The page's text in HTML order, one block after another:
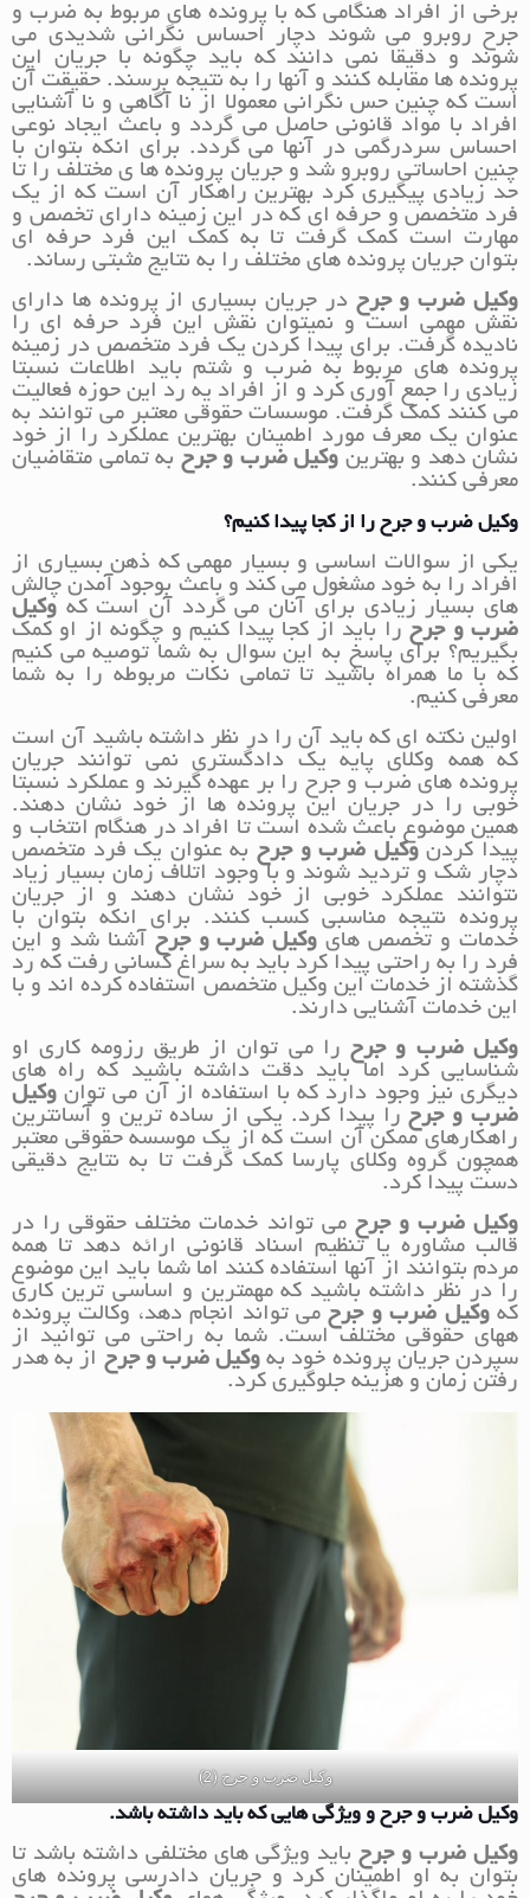
برخی از افراد هنگامی که با پرونده های مربوط به ضرب و
جرح روبرو می شوند دچار احساس نگرانی شدیدی می
شوند و دقیقا نمی دانند که باید چگونه با جریان این
پرونده ها مقابله کنند و آنها را به نتیجه برسند. حقیقت آن
است که چنین حس نگرانی معمولا از نا آگاهی و نا آشنایی
افراد با مواد قانونی حاصل می گردد و باعث ایجاد نوعی
احساس سردرگمی در آنها می گردد. برای انکه بتوان با
چنین احاساتی روبرو شد و جریان پرونده ها ی مختلف را تا
حد زیادی پیگیری کرد بهترین راهکار آن است که از یک
فرد متخصص و حرفه ای که در این زمینه دارای تخصص و
مهارت است کمک گرفت تا به کمک این فرد حرفه ای
بتوان جریان پرونده های مختلف را به نتایج مثبتی رساند.
وکیل ضرب و جرح در جریان بسیاری از پرونده ها دارای
نقش مهمی است و نمیتوان نقش این فرد حرفه ای را
نادیده گرفت. برای پیدا کردن یک فرد متخصص در زمینه
پرونده های مربوط به ضرب و شتم باید اطلاعات نسبتا
زیادی را جمع آوری کرد و از افراد یه رد این حوزه فعالیت
می کنند کمک گرفت. موسسات حقوقی معتبر می توانند به
عنوان یک معرف مورد اطمینان بهترین عملکرد را از خود
نشان دهد و بهترین وکیل ضرب و جرح به تمامی متقاضیان
معرفی کنند.
وکیل ضرب و جرح را از کجا پیدا کنیم؟
یکی از سوالات اساسی و بسیار مهمی که ذهن بسیاری از
افراد را به خود مشغول می کند و باعث بوجود آمدن چالش
های بسیار زیادی برای آنان می گردد آن است که وکیل
ضرب و جرحرا باید از کجا پیدا کنیم و چگونه از او کمک
بگیریم؟ برای پاسخ به این سوال به شما توصیه می کنیم
که با ما همراه باشید تا تمامی نکات مربوطه را به شما
معرفی کنیم.
اولین نکته ای که باید آن را در نظر داشته باشید آن است
که همه وکلای پایه یک دادگستری نمی توانند جریان
پرونده های ضرب و جرح را بر عهده گیرند و عملکرد نسبتا
خوبی را در جریان این پرونده ها از خود نشان دهند.
همین موضوع باعث شده است تا افراد در هنگام انتخاب و
پیدا کردنوکیل ضرب و جرح به عنوان یک فرد متخصص
دچار شک و تردید شوند و با وجود اتلاف زمان بسیار زیاد
نتوانند عملکرد خوبی از خود نشان دهند و از جریان
پرونده نتیجه مناسبی کسب کنند. برای انکه بتوان با
خدمات و تخصص های وکیل ضرب و جرح آشنا شد و این
فرد را به راحتی پیدا کرد باید به سراغ کسانی رفت که رد
گذشته از خدمات این وکیل متخصص استفاده کرده اند و با
این خدمات آشنایی دارند.
وکیل ضرب و جرحرا می توان از طریق رزومه کاری او
شناسایی کرد اما باید دقت داشته باشید که راه های
دیگری نیز وجود دارد که با استفاده از آن می توان وکیل
ضرب و جرحرا پیدا کرد. یکی از ساده ترین و آسانترین
راهکارهای ممکن آن است که از یک موسسه حقوقی معتبر
همچون گروه وکلای پارسا کمک گرفت تا به نتایج دقیقی
دست پیدا کرد.
وکیل ضرب و جرح می تواند خدمات مختلف حقوقی را در
قالب مشاوره یا تنظیم اسناد قانونی ارائه دهد تا همه
مردم بتوانند از آنها استفاده کنند اما شما باید این موضوع
را در نظر داشته باشید که مهمترین و اساسی ترین کاری
کهوکیل ضرب و جرحمی تواند انجام دهد، وکالت پرونده
ههای حقوقی مختلف است. شما به راحتی می توانید از
سپردن جریان پرونده خود به وکیل ضرب و جرح از به هدر
رفتن زمان و هزینه جلوگیری کرد.
وکیل ضرب و جرح (2)
وکیل ضرب و جرح و ویژگی هایی که باید داشته باشد.
وکیل ضرب و جرح باید ویژگی های مختلفی داشته باشد تا
بتوان به او اطمینان کرد و جریان دادرسی پرونده های